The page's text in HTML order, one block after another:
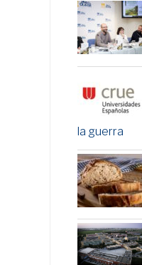
la guerra